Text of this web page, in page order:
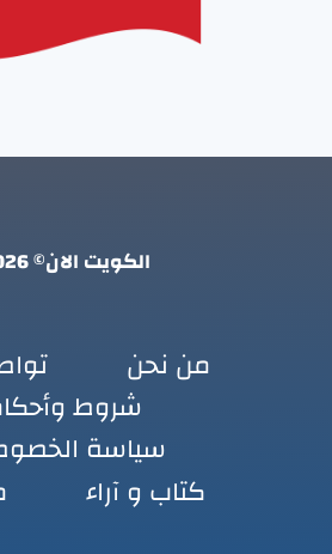
الكويت الان© 2026
من نحن
شروط
سياسة
كتاب و آراء